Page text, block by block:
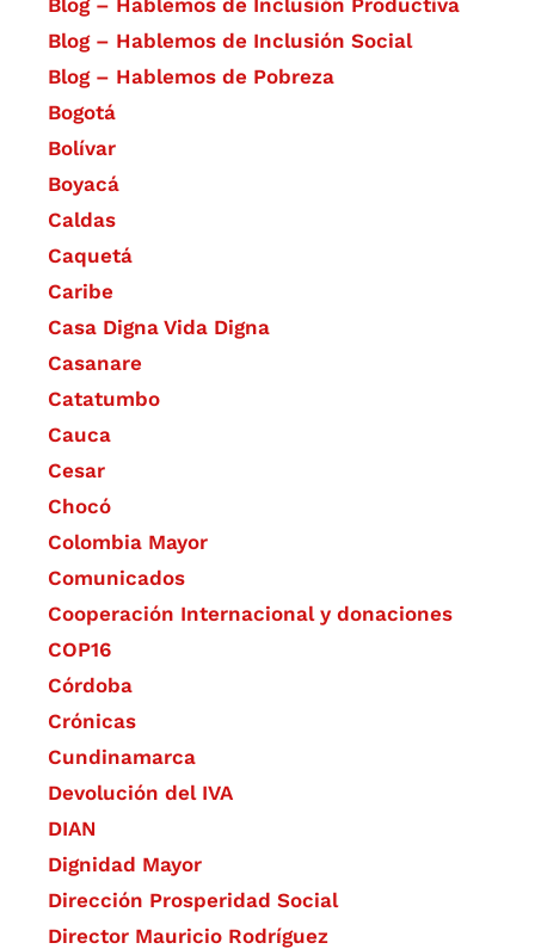
Blog – Hablemos de Inclusión Social
Blog – Hablemos de Pobreza
Bogotá
Bolívar
Boyacá
Caldas
Caquetá
Caribe
Casa Digna Vida Digna
Casanare
Catatumbo
Cauca
Cesar
Chocó
Colombia Mayor
Comunicados
Cooperación Internacional y donaciones
COP16
Córdoba
Crónicas
Cundinamarca
Devolución del IVA
DIAN
Dignidad Mayor
Dirección Prosperidad Social
Director Mauricio Rodríguez